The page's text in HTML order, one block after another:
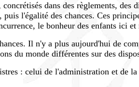
dans des règlements,
l'égalité des chances. Ces
le bonheur des enfants ici et
Il n'y a plus aujourd'hui de
du monde différentes sur des
: celui de l'administration et de